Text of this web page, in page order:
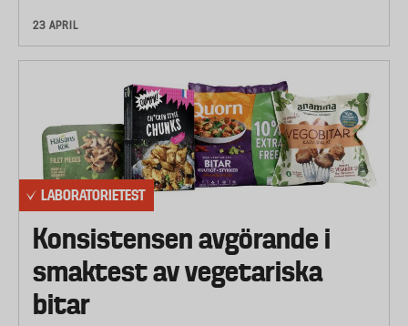
23 APRIL
LABORATORIETEST
Konsistensen avgörande i
smaktest av vegetariska
bitar